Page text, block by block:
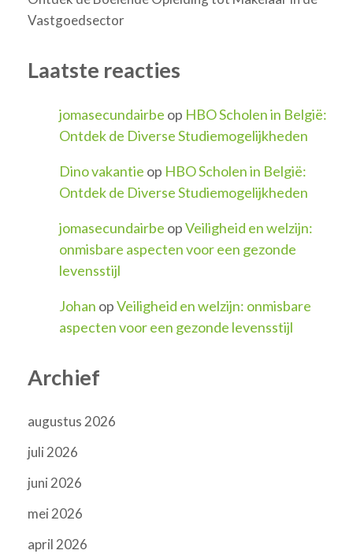
Vastgoedsector
Laatste reacties
jomasecundairbe op HBO Scholen in België:
Ontdek de Diverse Studiemogelijkheden
Dino vakantie op HBO Scholen in België:
Ontdek de Diverse Studiemogelijkheden
jomasecundairbe opVeiligheid en welzijn:
onmisbare aspecten voor een gezonde
levensstijl
Johan opVeiligheid en welzijn: onmisbare
aspecten voor een gezonde levensstijl
Archief
augustus 2026
juli 2026
juni 2026
mei 2026
april 2026